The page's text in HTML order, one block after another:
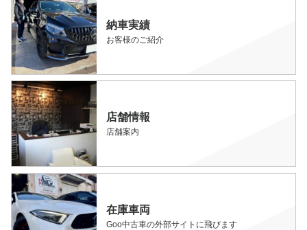
納車実績
お客様のご紹介
店舗情報
店舗案内
在庫車両
Goo中古車の外部サイトに飛びます